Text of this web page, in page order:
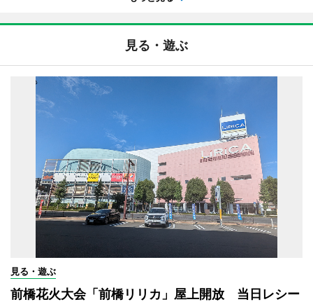
見る・遊ぶ
見る・遊ぶ
前橋花火大会「前橋リリカ」屋上開放 当日レシー